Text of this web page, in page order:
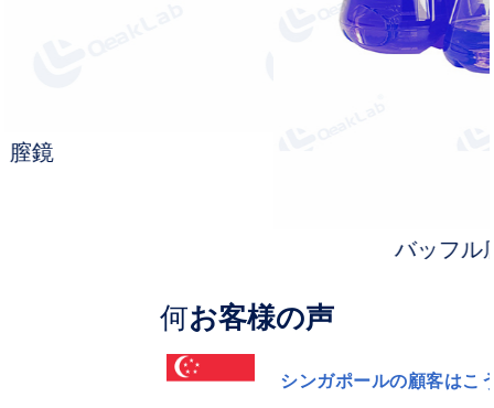
何お客様の声
スウェーデンの顧客はこう言った